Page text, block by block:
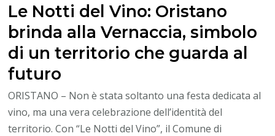
Le Notti del Vino: Oristano
brinda alla Vernaccia, simbolo
di un territorio che guarda al
futuro
ORISTANO – Non è stata soltanto una festa dedicata al
vino, ma una vera celebrazione dell’identità del
territorio. Con “Le Notti del Vino”, il Comune di